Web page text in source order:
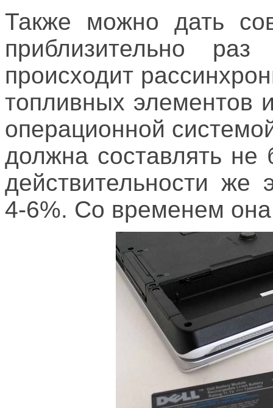
Также можно дать
приблизительно
происходит
топливных элементов
операционной
должна составлять не
действительности же
4-6%. Со временем она